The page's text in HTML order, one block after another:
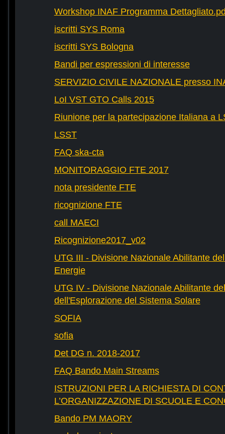
Workshop INAF Programma
iscritti SYS Roma
iscritti SYS Bologna
Bandi per espressioni di interesse
SERVIZIO CIVILE NAZIONALE presso
LoI VST GTO Calls 2015
Riunione per la partecipazione Italiana a
LSST
FAQ ska-cta
MONITORAGGIO FTE 2017
nota presidente FTE
ricognizione FTE
call MAECI
Ricognizione2017_v02
UTG III - Divisione Nazionale Abilitante
Energie
UTG IV - Divisione Nazionale Abilitante
dell'Esplorazione del Sistema Solare
SOFIA
sofia
Det DG n. 2018-2017
FAQ Bando Main Streams
ISTRUZIONI PER LA RICHIESTA DI
L’ORGANIZZAZIONE DI SCUOLE E
Bando PM MAORY